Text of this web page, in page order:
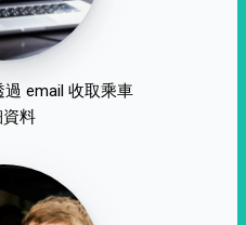
email 收取乘車
料